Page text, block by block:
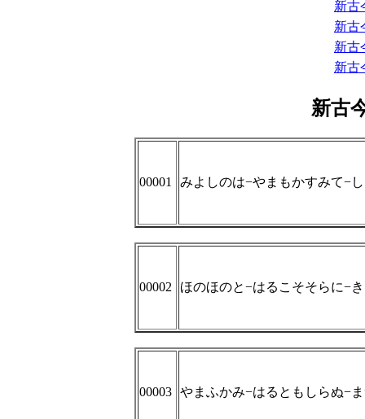
新
新
新
新
新古
00001 みよしのは−やまもかすみて−
00002 ほのほのと−はるこそそらに−
00003 やまふかみ−はるともしらぬ−